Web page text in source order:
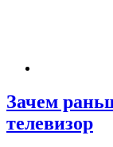
Зачем
телевизор